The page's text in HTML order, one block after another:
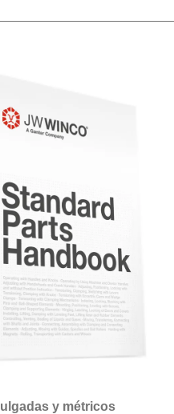
y métricos